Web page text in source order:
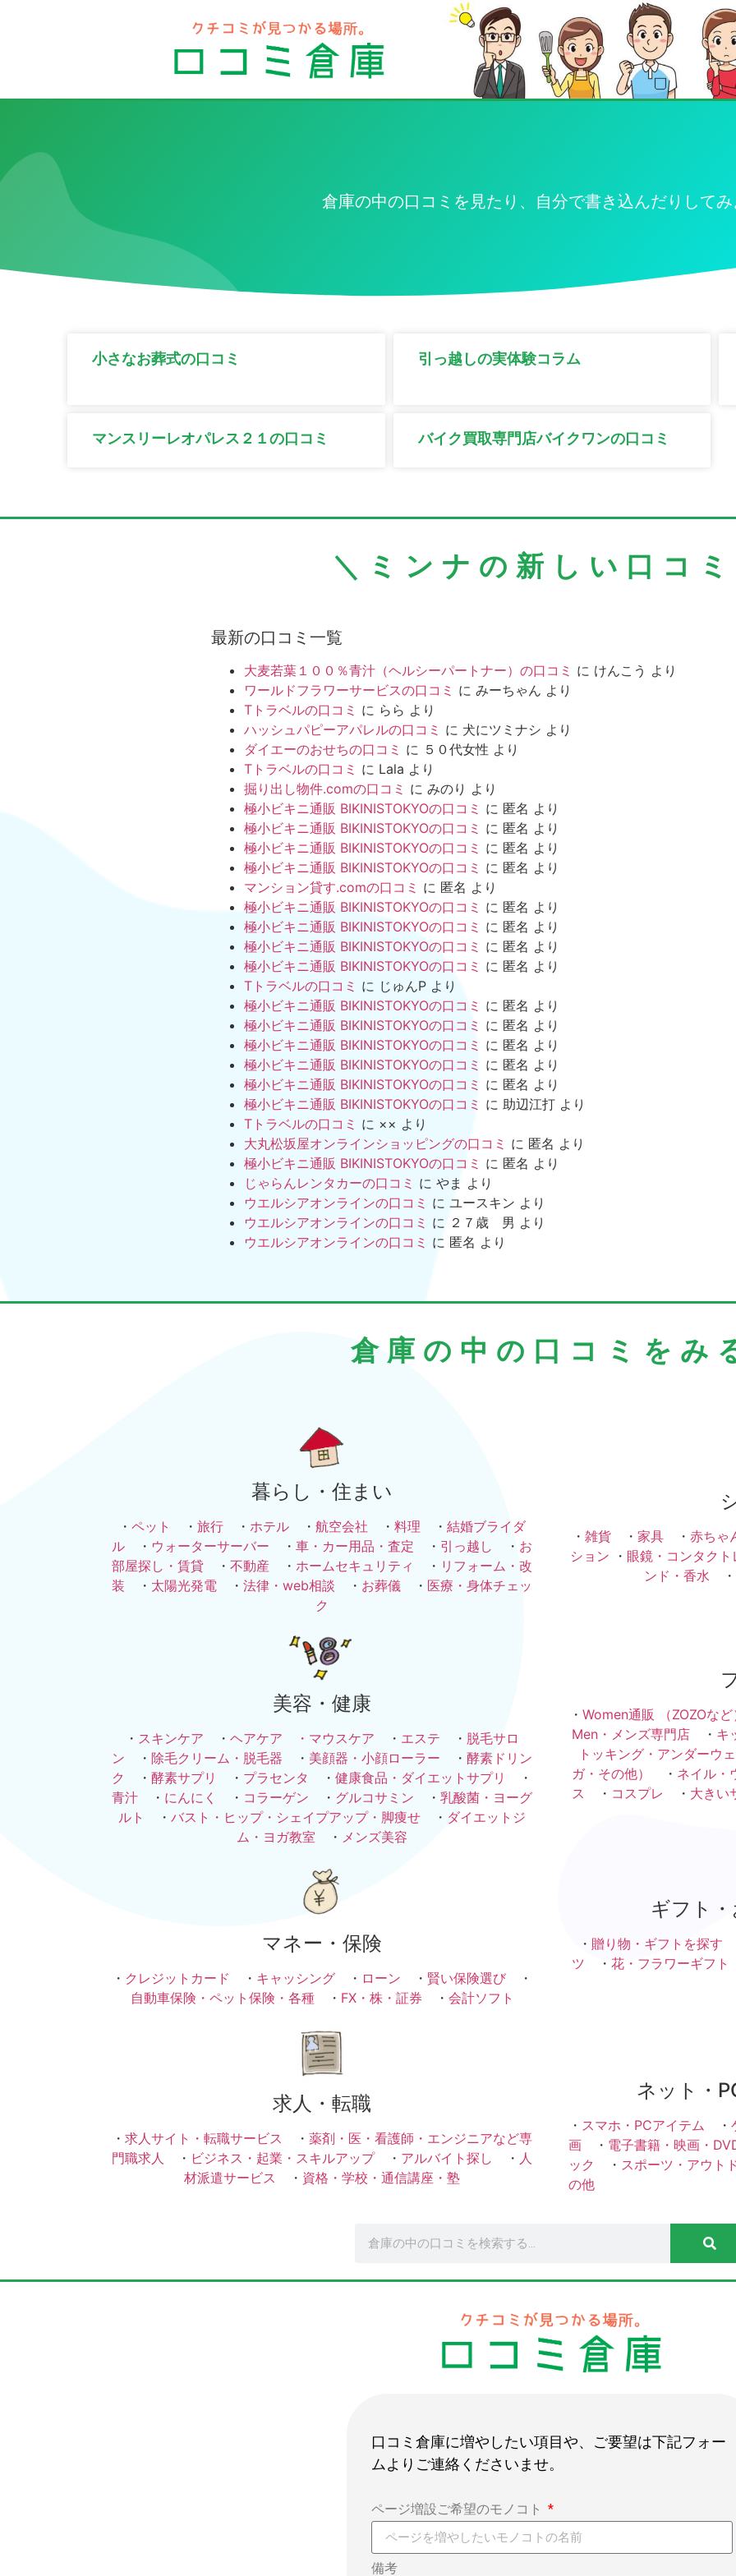
倉庫の中の口コミを見たり、自分で書き込んだりして
小さなお葬式の口コミ 引っ越しの実体験コラム
マンスリーレオパレス２１の口コミ バイク買取専門店バイクワンの口コミ
＼ミンナの新しい口コ
最新の口コミ一覧
大麦若葉１００％青汁（ヘルシーパートナー）の口コミ に けんこう より
ワールドフラワーサービスの口コミ に みーちゃん より
Tトラベルの口コミ に らら より
ハッシュパピーアパレルの口コミ に 犬にツミナシ より
ダイエーのおせちの口コミ に ５０代女性 より
Tトラベルの口コミ に Lala より
掘り出し物件.comの口コミ に みのり より
極小ビキニ通販 BIKINISTOKYOの口コミ に 匿名 より
極小ビキニ通販 BIKINISTOKYOの口コミ に 匿名 より
極小ビキニ通販 BIKINISTOKYOの口コミ に 匿名 より
極小ビキニ通販 BIKINISTOKYOの口コミ に 匿名 より
マンション貸す.comの口コミ に 匿名 より
極小ビキニ通販 BIKINISTOKYOの口コミ に 匿名 より
極小ビキニ通販 BIKINISTOKYOの口コミ に 匿名 より
極小ビキニ通販 BIKINISTOKYOの口コミ に 匿名 より
極小ビキニ通販 BIKINISTOKYOの口コミ に 匿名 より
Tトラベルの口コミ に じゅんP より
極小ビキニ通販 BIKINISTOKYOの口コミ に 匿名 より
極小ビキニ通販 BIKINISTOKYOの口コミ に 匿名 より
極小ビキニ通販 BIKINISTOKYOの口コミ に 匿名 より
極小ビキニ通販 BIKINISTOKYOの口コミ に 匿名 より
極小ビキニ通販 BIKINISTOKYOの口コミ に 匿名 より
極小ビキニ通販 BIKINISTOKYOの口コミ に 助辺江打 より
Tトラベルの口コミ に ×× より
大丸松坂屋オンラインショッピングの口コミ に 匿名 より
極小ビキニ通販 BIKINISTOKYOの口コミ に 匿名 より
じゃらんレンタカーの口コミ に やま より
ウエルシアオンラインの口コミ に ユースキン より
ウエルシアオンラインの口コミ に ２７歳 男 より
ウエルシアオンラインの口コミ に 匿名 より
倉庫の中の口コミをみ
暮らし・住まい
・ ペット ・ 旅行 ・ ホテル ・ 航空会社 ・ 料理 ・ 結婚ブライダ
ル ・ ウォーターサーバー ・ 車・カー用品・査定 ・ 引っ越し ・ お
部屋探し・賃貸 ・ 不動産 ・ ホームセキュリティ ・ リフォーム・改
装 ・ 太陽光発電 ・ 法律・web相談 ・ お葬儀 ・ 医療・身体チェッ
ク
美容・健康
・ スキンケア ・ ヘアケア ・ マウスケア ・ エステ ・ 脱毛サロ
ン ・ 除毛クリーム・脱毛器 ・ 美顔器・小顔ローラー ・ 酵素ドリン
ク
・ 酵素サプリ ・ プラセンタ ・ 健康食品・ダイエットサプリ
・
青汁 ・ にんにく ・ コラーゲン ・ グルコサミン ・ 乳酸菌・ヨーグ
ルト
・ バスト・ヒップ・シェイプアップ・脚痩せ ・ ダイエットジ
ム・ヨガ教室 ・ メンズ美容
マネー・保険
・ クレジットカード ・ キャッシング ・ ローン ・ 賢い保険選び ・
自動車保険・ペット保険・各種・ FX・株・証券 ・ 会計ソフト
求人・転職
・ 求人サイト・転職サービス ・ 薬剤・医・看護師・エンジニアなど専
門職求人
・ ビジネス・起業・スキルアップ・ アルバイト探し ・ 人
材派遣サービス ・ 資格・学校・通信講座・塾
・ 雑貨 ・ 家具 ・ 赤ちゃ
ション ・ 眼鏡・コンタクト
ンド・香水 ・
・ Women通販 （ZOZOなど
Men・メンズ専門店 ・ キ
トッキング・アンダーウ
ガ・その他）
・ ネイル・
ス ・ コスプレ ・ 大きい
ギフト
・ 贈り物・ギフトを探す
ツ ・ 花・フラワーギフト
ネット・
・ スマホ・PCアイテム ・
画 ・ 電子書籍・映画・
ック
・ スポーツ・アウト
の他
口コミ倉庫に増やしたい項目や、ご要望は下記フォー
ムよりご連絡くださいませ。
ページ増設ご希望のモノコト
備考